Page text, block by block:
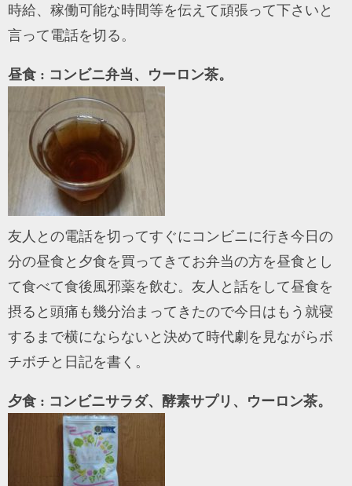
時給、稼働可能な時間等を伝えて頑張って下さいと
言って電話を切る。
昼食 : コンビニ弁当、ウーロン茶。
友人との電話を切ってすぐにコンビニに行き今日の
分の昼食と夕食を買ってきてお弁当の方を昼食とし
て食べて食後風邪薬を飲む。友人と話をして昼食を
摂ると頭痛も幾分治まってきたので今日はもう就寝
するまで横にならないと決めて時代劇を見ながらボ
チボチと日記を書く。
夕食 : コンビニサラダ、酵素サプリ、ウーロン茶。